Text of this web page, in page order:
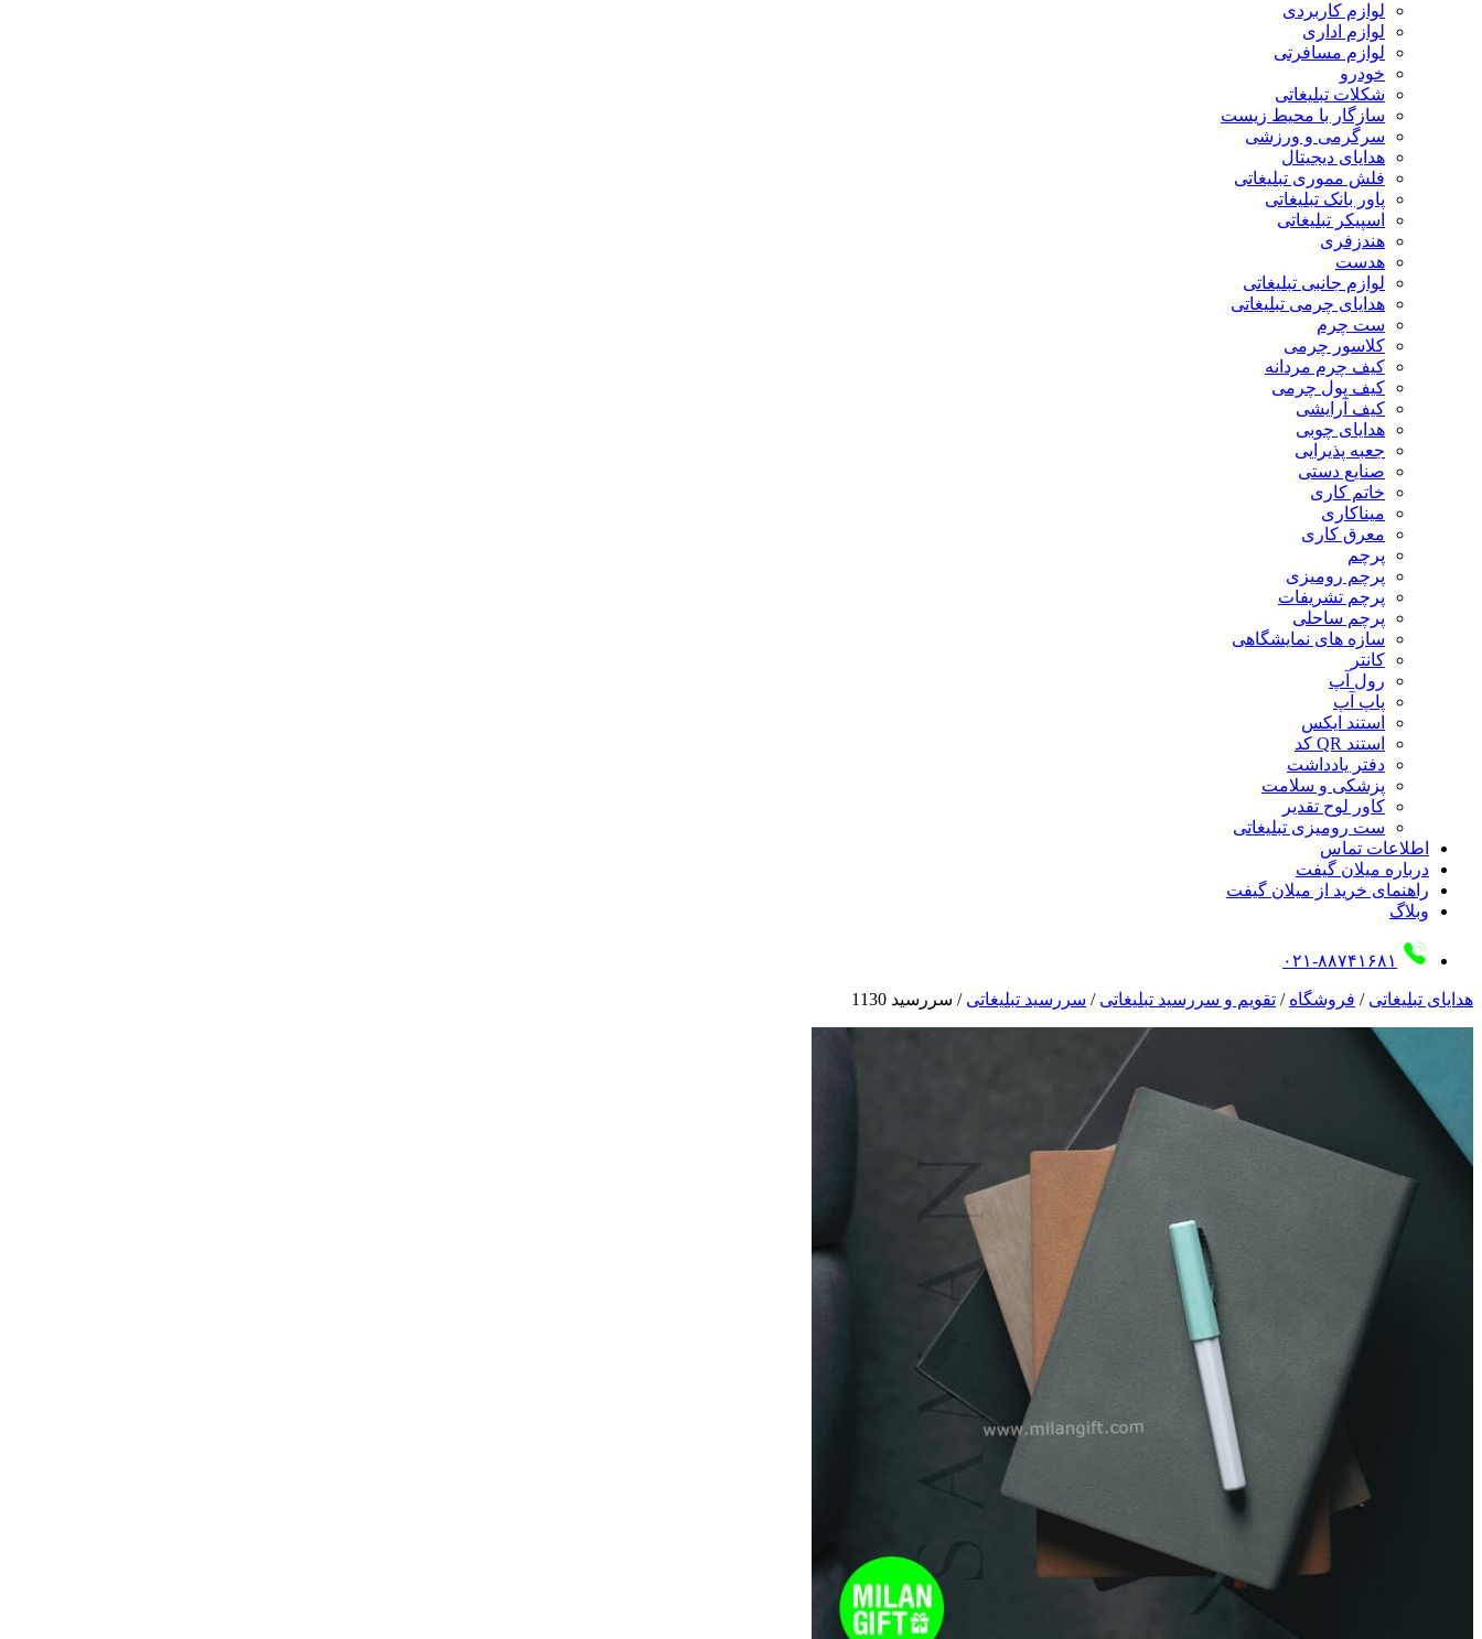
لوازم کاربردی
لوازم اداری
لوازم مسافرتی
خودرو
شکلات تبلیغاتی
سازگار با محیط زیست
سرگرمی و ورزشی
هدایای دیجیتال
فلش مموری تبلیغاتی
پاور بانک تبلیغاتی
اسپیکر تبلیغاتی
هندزفری
هدست
لوازم جانبی تبلیغاتی
هدایای چرمی تبلیغاتی
ست چرم
کلاسور چرمی
کیف چرم مردانه
کیف پول چرمی
کیف آرایشی
هدایای چوبی
جعبه پذیرایی
صنایع دستی
خاتم کاری
میناکاری
معرق کاری
پرچم
پرچم رومیزی
پرچم تشریفات
پرچم ساحلی
سازه های نمایشگاهی
کانتر
رول آپ
پاپ آپ
استند ایکس
استند QR کد
دفتر یادداشت
پزشکی و سلامت
کاور لوح تقدیر
ست رومیزی تبلیغاتی
اطلاعات تماس
درباره میلان گیفت
راهنمای خرید از میلان گیفت
وبلاگ
۰۲۱-۸۸۷۴۱۶۸۱
هدایای تبلیغاتی / فروشگاه / تقویم و سررسید تبلیغاتی / سررسید تبلیغاتی / سررسید 1130